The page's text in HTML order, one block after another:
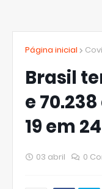
Página inicial
Brasil
e
19 em
03 abril 0